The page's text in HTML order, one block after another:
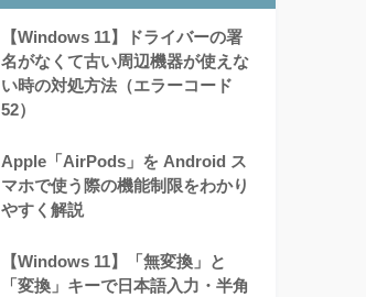
【Windows 11】ドライバーの署
名がなくて古い周辺機器が使えな
い時の対処方法（エラーコード
52）
Apple「AirPods」を Android ス
マホで使う際の機能制限をわかり
やすく解説
【Windows 11】「無変換」と
「変換」キーで日本語入力・半角